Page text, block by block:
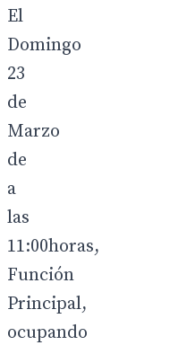
El
Domingo
23
de
Marzo
de
a
las
11:00horas,
Función
Principal,
ocupando